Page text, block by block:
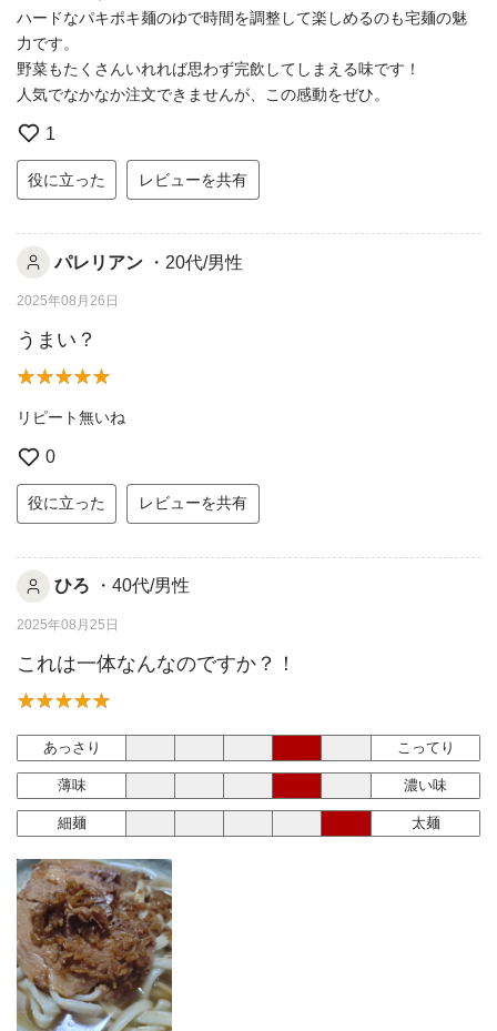
ハードなパキポキ麺のゆで時間を調整して楽しめるのも宅麺の魅
力です。
野菜もたくさんいれれば思わず完飲してしまえる味です！
人気でなかなか注文できませんが、この感動をぜひ。
1
役に立った レビューを共有
パレリアン ・20代/男性
2025年08月26日
うまい？
リピート無いね
0
役に立った レビューを共有
ひろ ・40代/男性
2025年08月25日
これは一体なんなのですか？！
あっさり こってり
薄味 濃い味
細麺 太麺